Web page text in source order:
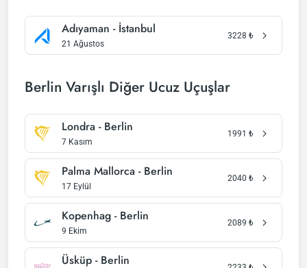
Adıyaman - İstanbul
21 Ağustos
3228 ₺
Berlin Varışlı Diğer Ucuz Uçuşlar
Londra - Berlin
7 Kasım
1991 ₺
Palma Mallorca - Berlin
17 Eylül
2040 ₺
Kopenhag - Berlin
9 Ekim
2089 ₺
Üsküp - Berlin